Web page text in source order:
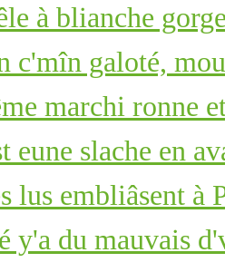
à blianche
c'mîn galoté,
marchi ronne
eune slache en
lus embliâsent à
y'a du mauvais